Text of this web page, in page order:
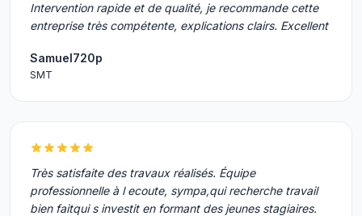
Intervention rapide et de qualité, je recommande cette
entreprise très compétente, explications clairs. Excellent
Samuel720p
SMT
Très satisfaite des travaux réalisés. Équipe
professionnelle à l ecoute, sympa,qui recherche travail
bien faitqui s investit en formant des jeunes stagiaires.